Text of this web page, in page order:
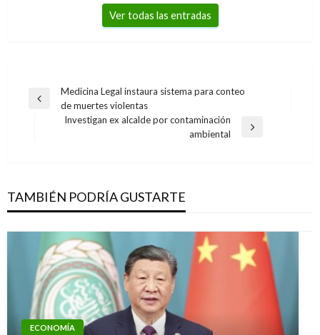
Ver todas las entradas
Navegación
Entrada
Medicina Legal instaura sistema para conteo
de muertes violentas
Investigan ex alcalde por contaminación
ambiental
TAMBIÉN PODRÍA GUSTARTE
ECONOMÍA